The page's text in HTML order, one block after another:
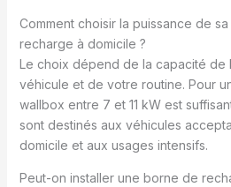
Comment choisir la puissance de
recharge à domicile ?
Le choix dépend de la capacité de
véhicule et de votre routine. Pour
wallbox entre 7 et 11 kW est
sont destinés aux véhicules
domicile et aux usages intensifs.
Peut-on installer une borne de